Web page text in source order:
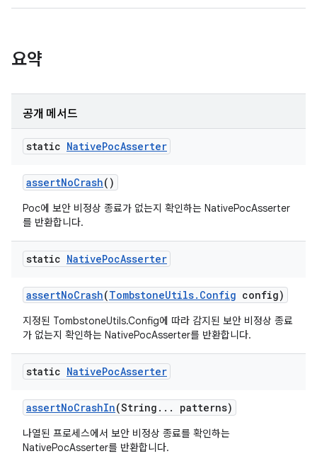
요약
공개 메서드
static NativePocAsserter
assertNoCrash()
Poc에 보안 비정상 종료가 없는지 확인하는 NativePocAsserter
를 반환합니다.
static NativePocAsserter
assertNoCrash(TombstoneUtils. Config config)
지정된 TombstoneUtils.Config에 따라 감지된 보안 비정상 종료
가 없는지 확인하는 NativePocAsserter를 반환합니다.
static NativePocAsserter
assertNoCrashIn(String . . . patterns)
나열된 프로세스에서 보안 비정상 종료를 확인하는
NativePocAsserter를 반환합니다.